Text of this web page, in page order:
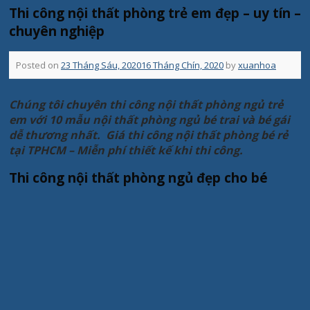
Thi công nội thất phòng trẻ em đẹp – uy tín –
chuyên nghiệp
Posted on 23 Tháng Sáu, 202016 Tháng Chín, 2020 byxuanhoa
Chúng tôi chuyên thi công nội thất phòng ngủ trẻ
em với 10 mẫu nội thất phòng ngủ bé trai và bé gái
dễ thương nhất. Giá thi công nội thất phòng bé rẻ
tại TPHCM – Miễn phí thiết kế khi thi công.
Thi công nội thất phòng ngủ đẹp cho bé